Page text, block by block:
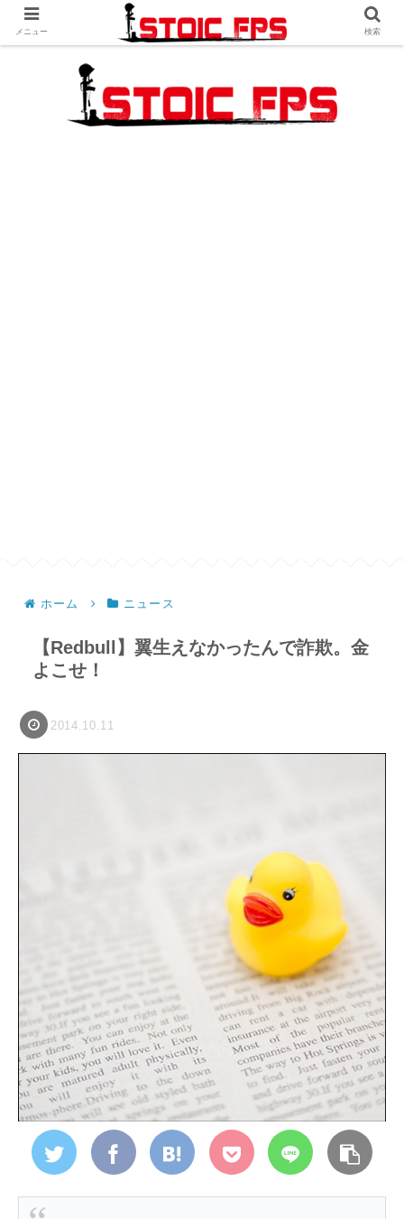
ホーム ニュース
【Redbull】翼生えなかったんで詐欺。金
よこせ！
2014.10.11
メニュー 検索